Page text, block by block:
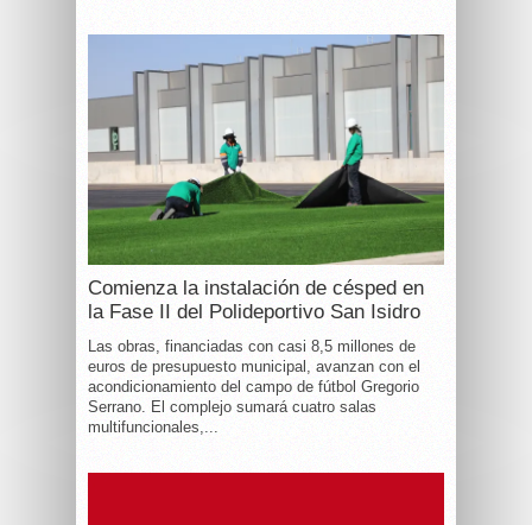
Comienza la instalación de césped en
la Fase II del Polideportivo San Isidro
Las obras, financiadas con casi 8,5 millones de
euros de presupuesto municipal, avanzan con el
acondicionamiento del campo de fútbol Gregorio
Serrano. El complejo sumará cuatro salas
multifuncionales,...